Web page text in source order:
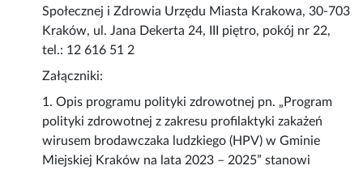
Społecznej i Zdrowia Urzędu Miasta Krakowa, 30-703
Kraków, ul. Jana Dekerta 24, III piętro, pokój nr 22,
tel.: 12 616 51 2
Załączniki:
1. Opis programu polityki zdrowotnej pn. „Program
polityki zdrowotnej z zakresu profilaktyki zakażeń
wirusem brodawczaka ludzkiego (HPV) w Gminie
Miejskiej Kraków na lata 2023 – 2025” stanowi